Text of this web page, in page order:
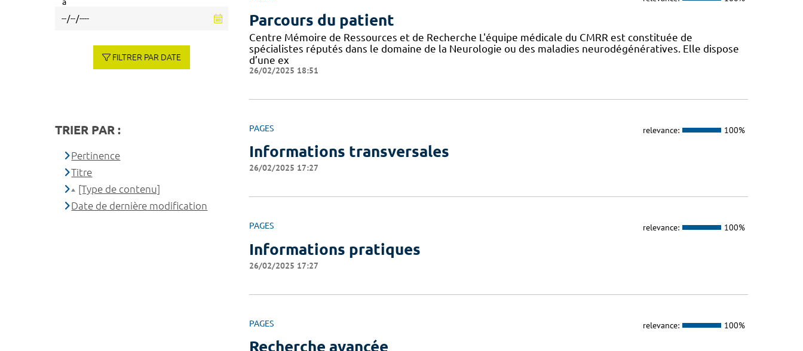
Parcours du patient
Centre Mémoire de Ressources et de Recherche L'équipe médicale du CMRR est constituée de
spécialistes réputés dans le domaine de la Neurologie ou des maladies neurodégénératives. Elle dispose
d’une ex
26/02/2025 18:51
PAGES relevance: 100%
Informations transversales
26/02/2025 17:27
PAGES relevance: 100%
Informations pratiques
26/02/2025 17:27
PAGES relevance: 100%
Recherche avancée
FILTRER PAR DATE
TRIER PAR :
Pertinence
Titre
[Type de contenu]
Date de dernière modification